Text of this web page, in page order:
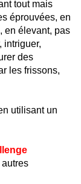
tout mais
éprouvées, en
en élevant, pas
intriguer,
des
les frissons,
utilisant un
autres